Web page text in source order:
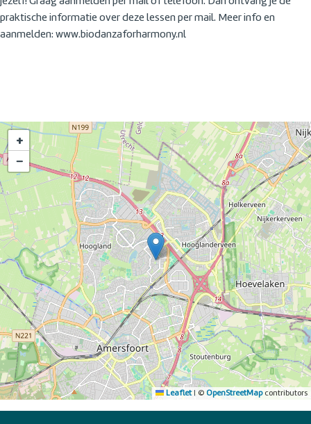
praktische informatie over deze lessen per mail. Meer info en
aanmelden: www.biodanzaforharmony.nl
+
−
Leaflet © OpenStreetMapcontributors